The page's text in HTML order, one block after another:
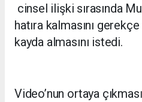
cinsel ilişki sırasında
hatıra kalmasını
kayda almasını istedi.
Video’nun ortaya